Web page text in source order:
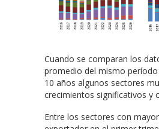
Cuando se comparan los
promedio del mismo
10 años algunos sectores
crecimientos significativos y
Entre los sectores con